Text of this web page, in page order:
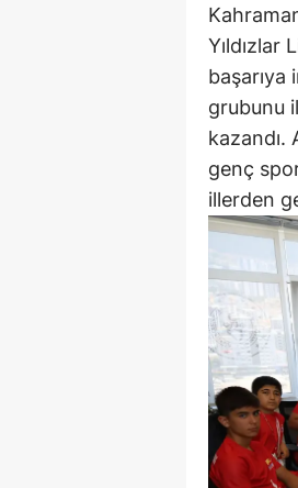
Yıldızlar
başarıya
grubunu
kazandı.
genç
illerden